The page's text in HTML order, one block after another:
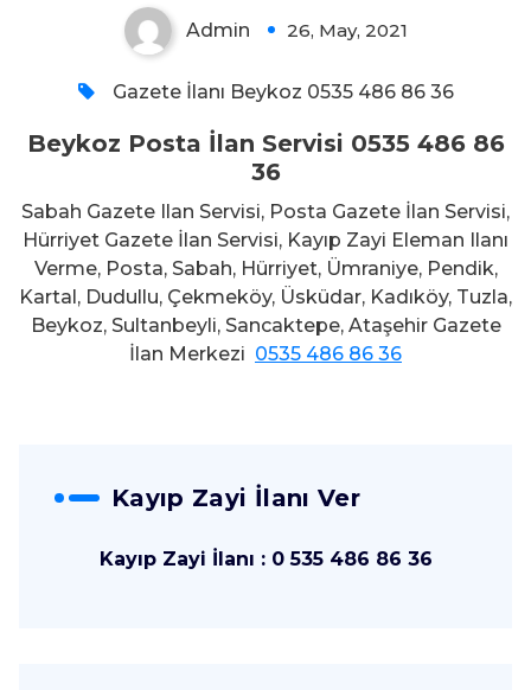
Admin 26, May, 2021
Gazete İlanı Beykoz 0535 486 86 36
Beykoz Posta İlan Servisi 0535 486 86
36
Sabah Gazete Ilan Servisi, Posta Gazete İlan Servisi,
Hürriyet Gazete İlan Servisi, Kayıp Zayi Eleman Ilanı
Verme, Posta, Sabah, Hürriyet, Ümraniye, Pendik,
Kartal, Dudullu, Çekmeköy, Üsküdar, Kadıköy, Tuzla,
Beykoz, Sultanbeyli, Sancaktepe, Ataşehir Gazete
İlan Merkezi 0535 486 86 36
Kayıp Zayi İlanı Ver
Kayıp Zayi İlanı : 0 535 486 86 36